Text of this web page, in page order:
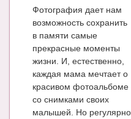
СЕРВИСЫ И ПРИЛОЖЕНИЯ
Сервис. Оценка роста
Приложения для Android
Полезные ссылки
Опросы
Фотография дает нам
возможность сохранить
в памяти самые
прекрасные моменты
жизни. И, естественно,
каждая мама мечтает о
красивом фотоальбоме
со снимками своих
малышей. Но регулярно